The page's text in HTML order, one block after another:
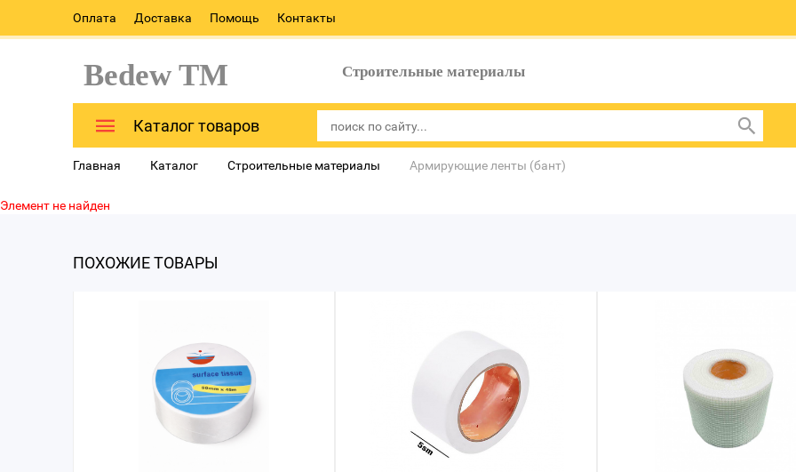
Оплата Доставка Помощь Контакты
Bedew TM Строительные материалы
Каталог товаров
Главная Каталог Строительные материалы Армирующие ленты (бант)
Элемент не найден
ПОХОЖИЕ ТОВАРЫ